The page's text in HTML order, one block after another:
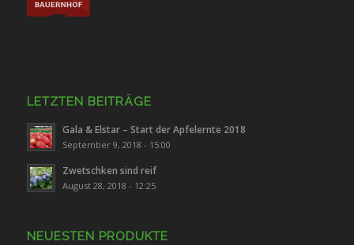
LETZTEN BEITRÄGE
Gala & Elstar – Start der Apfelernte 2018
September 9, 2018 - 15:00
Zwetschken sind reif
August 28, 2018 - 12:25
NEUESTEN PRODUKTE